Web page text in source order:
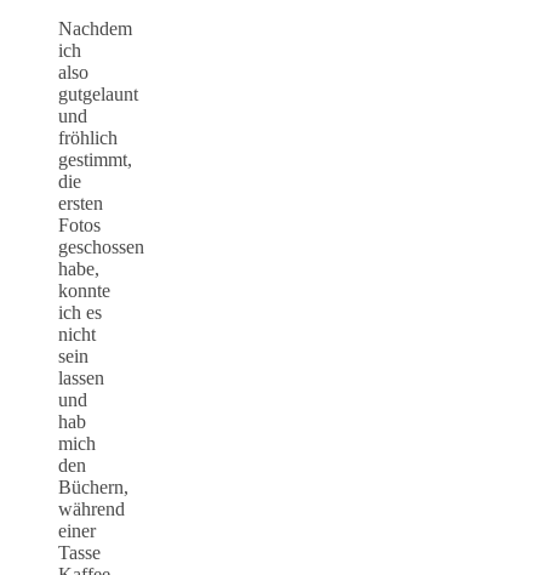
Nachdem
ich
also
gutgelaunt
und
fröhlich
gestimmt,
die
ersten
Fotos
geschossen
habe,
konnte
ich es
nicht
sein
lassen
und
hab
mich
den
Büchern,
während
einer
Tasse